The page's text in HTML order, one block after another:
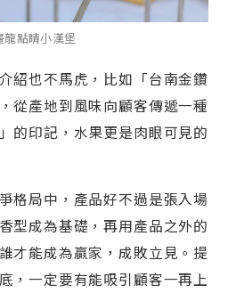
點睛小漢堡
紹也不馬虎，比如「台南金鑽
從產地到風味向顧客傳遞一種
的印記，水果更是肉眼可見的
格局中，產品好不過是張入場
型成為基礎，再用產品之外的
才能成為贏家，成敗立見。提
，一定要有能吸引顧客一再上